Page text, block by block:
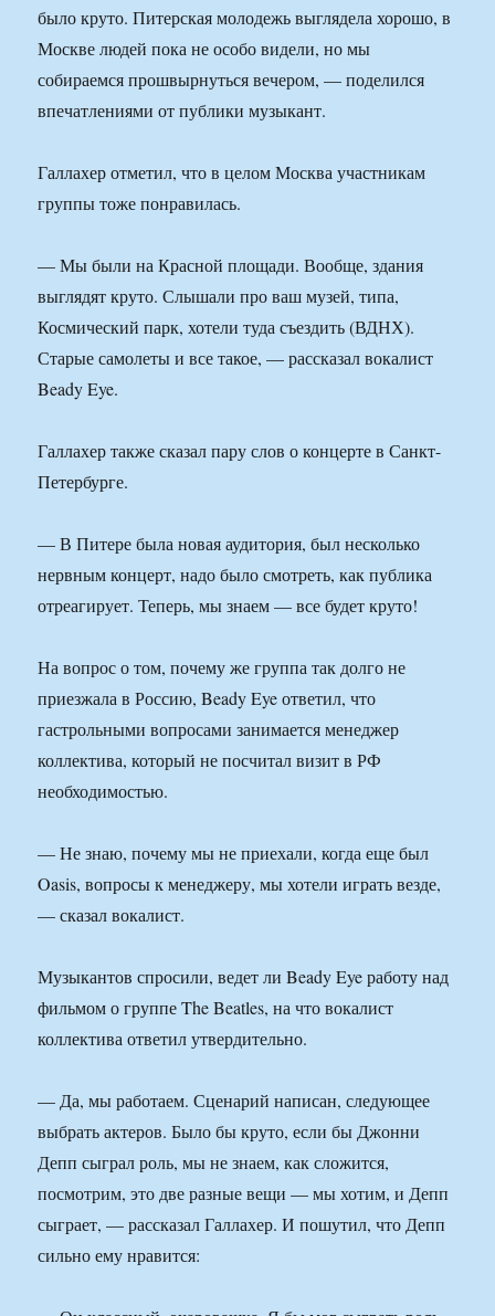
было круто. Питерская молодежь выглядела хорошо, в
Москве людей пока не особо видели, но мы
собираемся прошвырнуться вечером, — поделился
впечатлениями от публики музыкант.
Галлахер отметил, что в целом Москва участникам
группы тоже понравилась.
— Мы были на Красной площади. Вообще, здания
выглядят круто. Слышали про ваш музей, типа,
Космический парк, хотели туда съездить (ВДНХ).
Старые самолеты и все такое, — рассказал вокалист
Beady Eye.
Галлахер также сказал пару слов о концерте в Санкт-
Петербурге.
— В Питере была новая аудитория, был несколько
нервным концерт, надо было смотреть, как публика
отреагирует. Теперь, мы знаем — все будет круто!
На вопрос о том, почему же группа так долго не
приезжала в Россию, Beady Eye ответил, что
гастрольными вопросами занимается менеджер
коллектива, который не посчитал визит в РФ
необходимостью.
— Не знаю, почему мы не приехали, когда еще был
Oasis, вопросы к менеджеру, мы хотели играть везде,
— сказал вокалист.
Музыкантов спросили, ведет ли Beady Eye работу над
фильмом о группе The Beatles, на что вокалист
коллектива ответил утвердительно.
— Да, мы работаем. Сценарий написан, следующее
выбрать актеров. Было бы круто, если бы Джонни
Депп сыграл роль, мы не знаем, как сложится,
посмотрим, это две разные вещи — мы хотим, и Депп
сыграет, — рассказал Галлахер. И пошутил, что Депп
сильно ему нравится: